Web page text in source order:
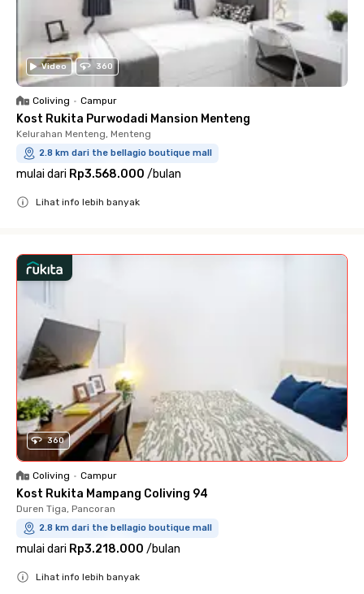
Video 360
Coliving • Campur
Kost Rukita Purwodadi Mansion Menteng
Kelurahan Menteng, Menteng
2.8 km dari the bellagio boutique mall
mulai dari Rp3.568.000 /bulan
Lihat info lebih banyak
360
Coliving • Campur
Kost Rukita Mampang Coliving 94
Duren Tiga, Pancoran
2.8 km dari the bellagio boutique mall
mulai dari Rp3.218.000 /bulan
Lihat info lebih banyak